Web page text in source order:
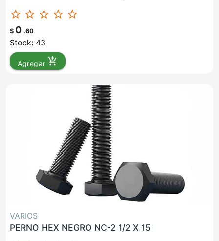
star_border star_border star_border star_border star_border
$ 0 .60
Stock: 43
Agregar add_shopping_cart
VARIOS
PERNO HEX NEGRO NC-2 1/2 X 15